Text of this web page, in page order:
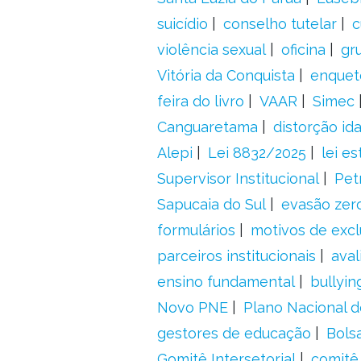
suicídio
conselho tutelar
violência sexual
oficina
Vitória da Conquista
feira do livro
VAAR
Simec
Canguaretama
distorção
Alepi
Lei 8832/2025
lei
Supervisor Institucional
Sapucaia do Sul
evasão
formulários
motivos de
parceiros institucionais
ensino fundamental
Novo PNE
Plano Nacional
gestores de educação